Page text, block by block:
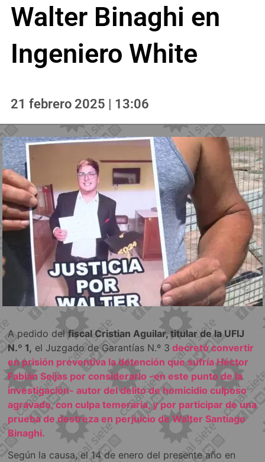
Walter Binaghi en
Ingeniero White
21 febrero 2025 | 13:06
A pedido delfiscal Cristian Aguilar, titular de la UFIJ
N.º 1, el Juzgado de Garantías N.º 3 decretó convertir
en prisión preventiva la detención que sufría Héctor
Fabián Seijas por considerarlo -en este punto de la
investigación- autor del delito de homicidio culposo
agravado, con culpa temeraria, y por participar de una
prueba de destreza en perjuicio de Walter Santiago
Binaghi.
Según la causa, el 14 de enero del presente año en